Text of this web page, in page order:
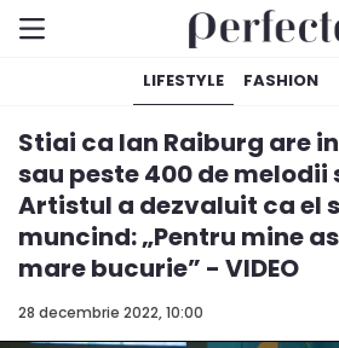
LIFESTYLE FASHION
28 decembrie 2022, 10:00
Stiai ca Ian Raiburg are
sau peste 400 de melodii
Artistul a dezvaluit ca el
muncind: „Pentru mine
mare bucurie” - VIDEO